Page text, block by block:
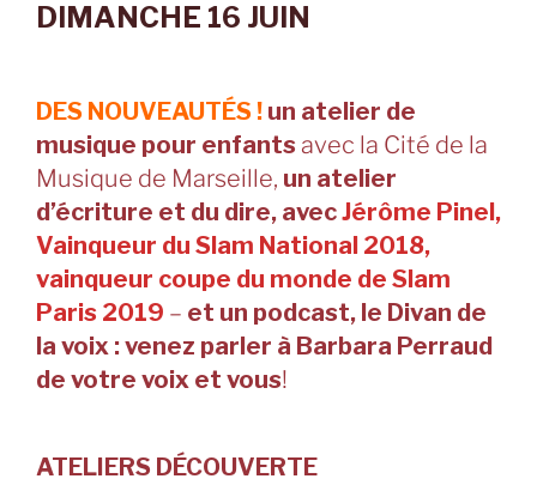
DIMANCHE 16 JUIN
DES NOUVEAUTÉS ! un atelier de
musique pour enfants avec la Cité de la
Musique de Marseille, un atelier
d’écriture et du dire, avecJérôme Pinel,
Vainqueur du Slam National 2018,
vainqueur coupe du monde de Slam
Paris 2019 – et un podcast, le Divan de
la voix : venez parler à Barbara Perraud
de votre voix et vous!
ATELIERS DÉCOUVERTE